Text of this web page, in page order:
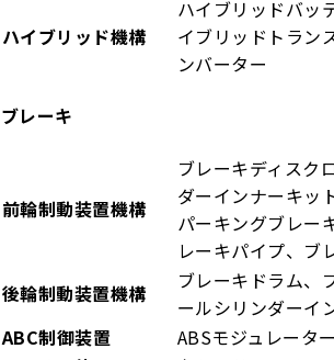
ハイブリッド機構
ハイブリッドバッ
イブリッドトラン
ンバーター
ブレーキ
前輪制動装置機構
ブレーキディスク
ダーインナーキッ
パーキングブレー
レーキパイプ、ブ
後輪制動装置機構
ブレーキドラム、
ールシリンダーイ
ABC制御装置
ABSモジュレータ